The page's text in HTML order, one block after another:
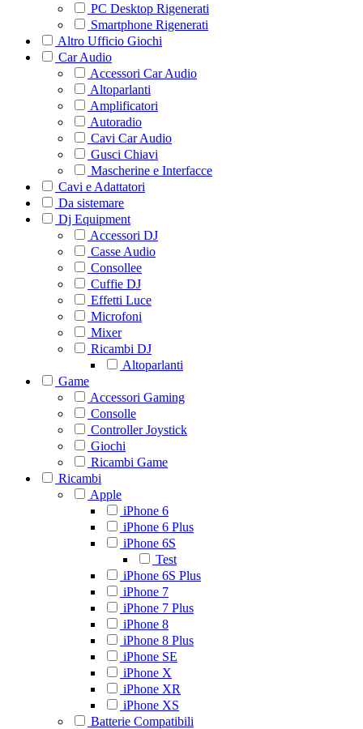
PC Desktop Rigenerati
Smartphone Rigenerati
Altro Ufficio Giochi
Car Audio
Accessori Car Audio
Altoparlanti
Amplificatori
Autoradio
Cavi Car Audio
Gusci Chiavi
Mascherine e Interfacce
Cavi e Adattatori
Da sistemare
Dj Equipment
Accessori DJ
Casse Audio
Consollee
Cuffie DJ
Effetti Luce
Microfoni
Mixer
Ricambi DJ
Altoparlanti
Game
Accessori Gaming
Consolle
Controller Joystick
Giochi
Ricambi Game
Ricambi
Apple
iPhone 6
iPhone 6 Plus
iPhone 6S
Test
iPhone 6S Plus
iPhone 7
iPhone 7 Plus
iPhone 8
iPhone 8 Plus
iPhone SE
iPhone X
iPhone XR
iPhone XS
Batterie Compatibili